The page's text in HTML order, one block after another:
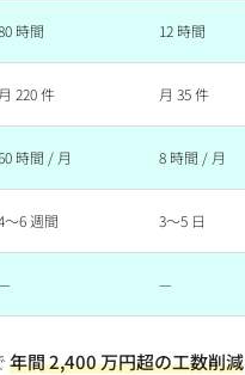
時間 12 時間
月 220 件 月 35 件
時間 / 月 8 時間 / 月
〜6 週間 3〜5 日
—
年間 2,400 万円超の工数削減